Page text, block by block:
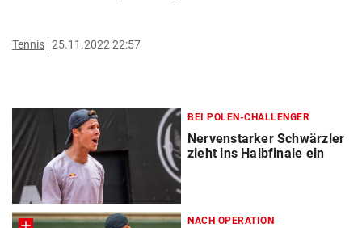
Tennis 25.11.2022 22:57
BEI POLEN-CHALLENGER
Nervenstarker Schwärzler
zieht ins Halbfinale ein
NACH OPERATION